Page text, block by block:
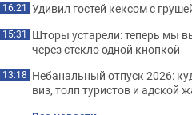
16:21 Удивил гостей кексом с
15:31 Шторы устарели: теперь мы
через стекло одной кнопкой
13:18 Небанальный отпуск 2026:
виз, толп туристов и адской